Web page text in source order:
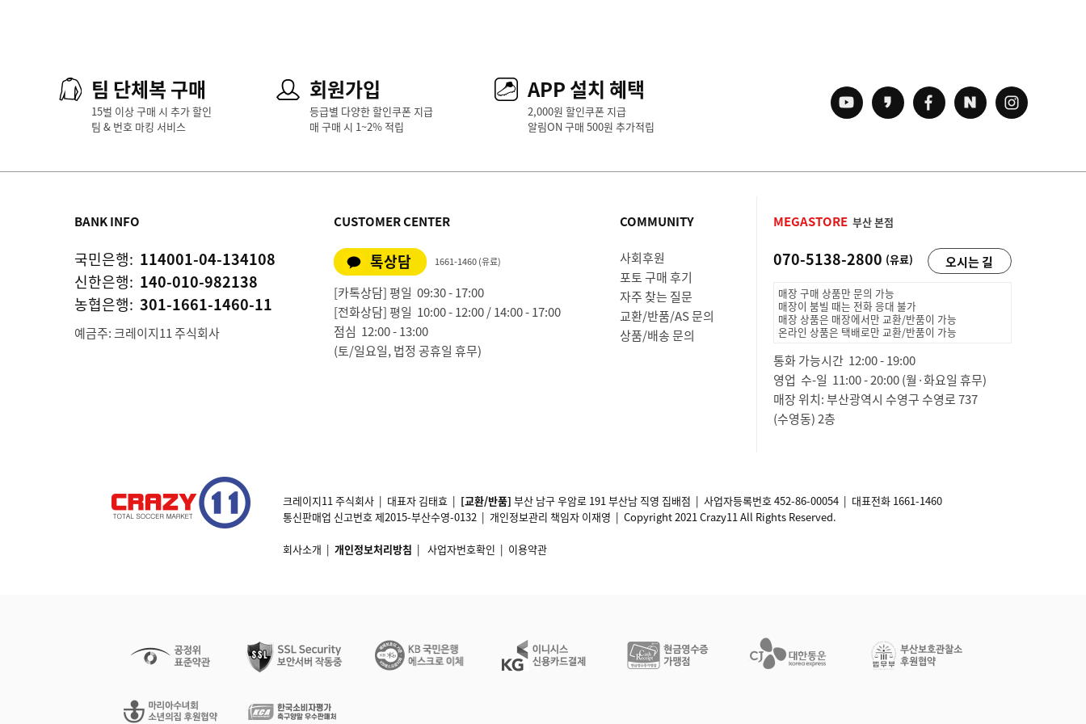
팀 단체복 구매
15벌 이상 구매 시 추가 할인
팀 & 번호 마킹 서비스
회원가입
등급별 다양한 할인쿠폰 지급
매 구매 시 1~2% 적립
APP 설치 혜택
2,000원 할인쿠폰 지급
알림ON 구매 500원 추가적립
BANK INFO
국민은행: 114001-04-134108
신한은행: 140-010-982138
농협은행: 301-1661-1460-11
예금주: 크레이지11 주식회사
CUSTOMER CENTER
톡상담 1661-1460 (유료)
[카톡상담] 평일 09:30 - 17:00
[전화상담] 평일 10:00 - 12:00 / 14:00 - 17:00
점심 12:00 - 13:00
(토/일요일, 법정 공휴일 휴무)
COMMUNITY
사회후원
포토 구매 후기
자주 찾는 질문
교환/반품/AS 문의
상품/배송 문의
MEGASTORE 부산 본점
070-5138-2800 (유료) 오시는 길
매장 구매 상품만 문의 가능
매장이 붐빌 때는 전화 응대 불가
매장 상품은 매장에서만 교환/반품이 가능
온라인 상품은 택배로만 교환/반품이 가능
통화 가능시간 12:00 - 19:00
영업 수-일 11:00 - 20:00 (월·화요일 휴무)
매장 위치: 부산광역시 수영구 수영로 737
(수영동) 2층
크레이지11 주식회사 | 대표자 김태효 | [교환/반품] 부산 남구 우암로 191 부산남 직영 집배점 | 사업자등록번호452-86-00054 | 대표전화 1661-1460
통신판매업 신고번호 제2015-부산수영-0132 | 개인정보관리 책임자 이재영 | Copyright 2021 Crazy11 All Rights Reserved.
회사소개 | 개인정보처리방침 | 사업자번호확인 | 이용약관